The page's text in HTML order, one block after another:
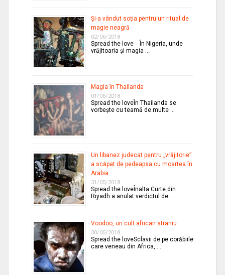
Şi-a vândut soţia pentru un ritual de
magie neagră
02/06/2018
Spread the love În Nigeria, unde
vrăjitoaria şi magia …
Magia în Thailanda
01/06/2018
Spread the loveÎn Thailanda se
vorbeşte cu teamă de multe …
Un libanez judecat pentru „vrăjitorie”
a scăpat de pedeapsa cu moartea în
Arabia
31/05/2018
Spread the loveÎnalta Curte din
Riyadh a anulat verdictul de …
Voodoo, un cult african straniu
30/05/2018
Spread the loveSclavii de pe corăbiile
care veneau din Africa, …